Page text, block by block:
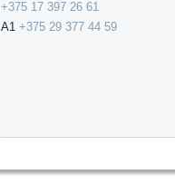
+375 17 397 26 61
А1+375 29 377 44 59